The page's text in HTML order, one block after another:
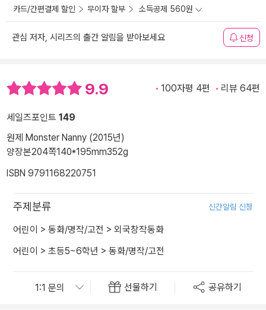
카드/간편결제 할인 무이자 할부 소득공제 560원
관심 저자, 시리즈의 출간 알림을 받아보세요 신청
9.9 100자평 4편 리뷰 64편
세일즈포인트 149
원제 Monster Nanny (2015년)
양장본204쪽140*195mm352g
ISBN 9791168220751
주제분류 신간알림 신청
어린이 > 동화/명작/고전 > 외국창작동화
어린이 > 초등5~6학년 > 동화/명작/고전
선물하기 공유하기